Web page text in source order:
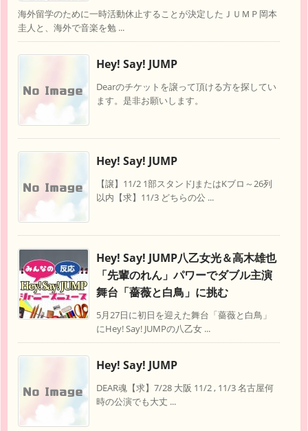
海外留学のために一時活動休止することが決定したＪＵＭＰ岡本
圭人と、海外で音楽を勉 ...
Hey! Say! JUMP
Dearのチケットを譲って頂ける方を探してい
ます。是非お願いします。
Hey! Say! JUMP
【譲】11/2 1部スタンドJまたはKブロ～26列
以内【求】11/3 どちらの公 ...
Hey! Say! JUMP八乙女光＆高木雄也
「先輩のれん」パワーでダブル主演
舞台「薔薇と白鳥」に挑む
5月27日に初日を迎えた舞台「薔薇と白鳥」
にHey! Say! JUMPの八乙女 ...
Hey! Say! JUMP
DEAR魂【求】7/28 大阪 11/2 , 11/3 名古屋何
時の公演でも大丈 ...